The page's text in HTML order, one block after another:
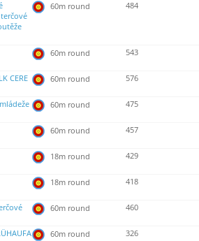
60m round 484
60m round 543
CERE 60m round 576
60m round 475
60m round 457
18m round 429
18m round 418
60m round 460
60m round 326